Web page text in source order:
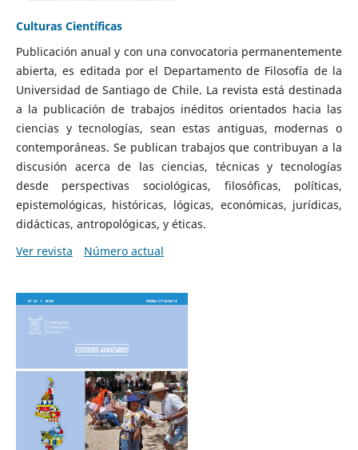
Culturas Científicas
Publicación anual y con una convocatoria permanentemente
abierta, es editada por el Departamento de Filosofía de la
Universidad de Santiago de Chile. La revista está destinada
a la publicación de trabajos inéditos orientados hacia las
ciencias y tecnologías, sean estas antiguas, modernas o
contemporáneas. Se publican trabajos que contribuyan a la
discusión acerca de las ciencias, técnicas y tecnologías
desde perspectivas sociológicas, filosóficas, políticas,
epistemológicas, históricas, lógicas, económicas, jurídicas,
didácticas, antropológicas, y éticas.
Ver revista
Número actual